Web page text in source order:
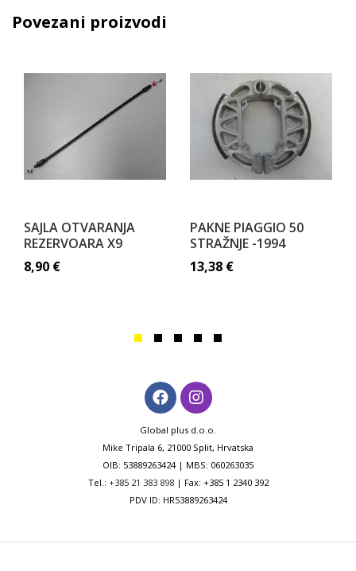
Povezani proizvodi
SAJLA OTVARANJA
REZERVOARA X9
8,90 €
PAKNE PIAGGIO 50
STRAŽNJE -1994
13,38 €
Global plus d.o.o.
Mike Tripala 6, 21000 Split, Hrvatska
OIB: 53889263424 | MBS: 060263035
Tel.: +385 21 383 898| Fax: +385 1 2340 392
PDV ID: HR53889263424